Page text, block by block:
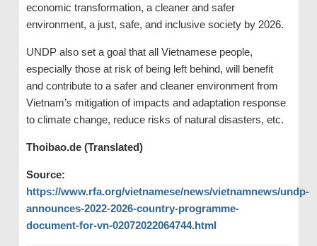
economic transformation, a cleaner and safer
environment, a just, safe, and inclusive society by 2026.
UNDP also set a goal that all Vietnamese people,
especially those at risk of being left behind, will benefit
and contribute to a safer and cleaner environment from
Vietnam’s mitigation of impacts and adaptation response
to climate change, reduce risks of natural disasters, etc.
Thoibao.de (Translated)
Source:
https://www.rfa.org/vietnamese/news/vietnamnews/undp-
announces-2022-2026-country-programme-
document-for-vn-02072022064744.html